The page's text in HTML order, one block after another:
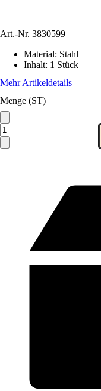
Art.-Nr. 3830599
Material: Stahl
Inhalt: 1 Stück
Mehr Artikeldetails
Menge (ST)